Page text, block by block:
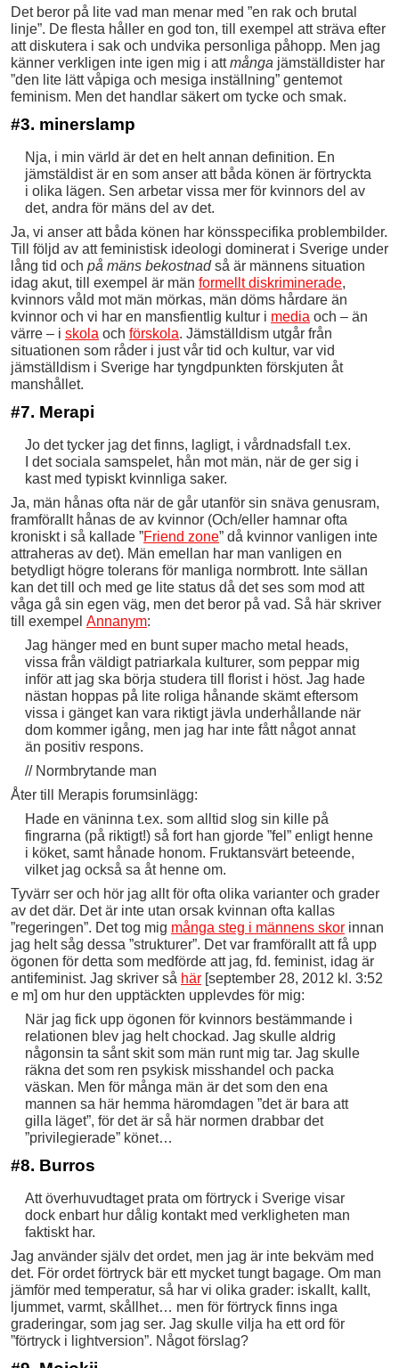
Det beror på lite vad man menar med ”en rak och brutal
linje”. De flesta håller en god ton, till exempel att sträva efter
att diskutera i sak och undvika personliga påhopp. Men jag
känner verkligen inte igen mig i attmånga jämställdister har
”den lite lätt våpiga och mesiga inställning” gentemot
feminism. Men det handlar säkert om tycke och smak.
#3. minerslamp
Nja, i min värld är det en helt annan definition. En
jämstäldist är en som anser att båda könen är förtryckta
i olika lägen. Sen arbetar vissa mer för kvinnors del av
det, andra för mäns del av det.
Ja, vi anser att båda könen har könsspecifika problembilder.
Till följd av att feministisk ideologi dominerat i Sverige under
lång tid och på mäns bekostnadså är männens situation
idag akut, till exempel är män formellt diskriminerade,
kvinnors våld mot män mörkas, män döms hårdare än
kvinnor och vi har en mansfientlig kultur i media och – än
värre – i skola och förskola. Jämställdism utgår från
situationen som råder i just vår tid och kultur, var vid
jämställdism i Sverige har tyngdpunkten förskjuten åt
manshållet.
#7. Merapi
Jo det tycker jag det finns, lagligt, i vårdnadsfall t.ex.
I det sociala samspelet, hån mot män, när de ger sig i
kast med typiskt kvinnliga saker.
Ja, män hånas ofta när de går utanför sin snäva genusram,
framförallt hånas de av kvinnor (Och/eller hamnar ofta
kroniskt i så kallade ”Friend zone” då kvinnor vanligen inte
attraheras av det). Män emellan har man vanligen en
betydligt högre tolerans för manliga normbrott. Inte sällan
kan det till och med ge lite status då det ses som mod att
våga gå sin egen väg, men det beror på vad. Så här skriver
till exempel Annanym:
Jag hänger med en bunt super macho metal heads,
vissa från väldigt patriarkala kulturer, som peppar mig
inför att jag ska börja studera till florist i höst. Jag hade
nästan hoppas på lite roliga hånande skämt eftersom
vissa i gänget kan vara riktigt jävla underhållande när
dom kommer igång, men jag har inte fått något annat
än positiv respons.
// Normbrytande man
Åter till Merapis forumsinlägg:
Hade en väninna t.ex. som alltid slog sin kille på
fingrarna (på riktigt!) så fort han gjorde ”fel” enligt henne
i köket, samt hånade honom. Fruktansvärt beteende,
vilket jag också sa åt henne om.
Tyvärr ser och hör jag allt för ofta olika varianter och grader
av det där. Det är inte utan orsak kvinnan ofta kallas
”regeringen”. Det tog mig många steg i männens skor innan
jag helt såg dessa ”strukturer”. Det var framförallt att få upp
ögonen för detta som medförde att jag, fd. feminist, idag är
antifeminist. Jag skriver så här [september 28, 2012 kl. 3:52
e m] om hur den upptäckten upplevdes för mig:
När jag fick upp ögonen för kvinnors bestämmande i
relationen blev jag helt chockad. Jag skulle aldrig
någonsin ta sånt skit som män runt mig tar. Jag skulle
räkna det som ren psykisk misshandel och packa
väskan. Men för många män är det som den ena
mannen sa här hemma häromdagen ”det är bara att
gilla läget”, för det är så här normen drabbar det
”privilegierade” könet…
#8. Burros
Att överhuvudtaget prata om förtryck i Sverige visar
dock enbart hur dålig kontakt med verkligheten man
faktiskt har.
Jag använder själv det ordet, men jag är inte bekväm med
det. För ordet förtryck bär ett mycket tungt bagage. Om man
jämför med temperatur, så har vi olika grader: iskallt, kallt,
ljummet, varmt, skållhet… men för förtryck finns inga
graderingar, som jag ser. Jag skulle vilja ha ett ord för
”förtryck i lightversion”. Något förslag?